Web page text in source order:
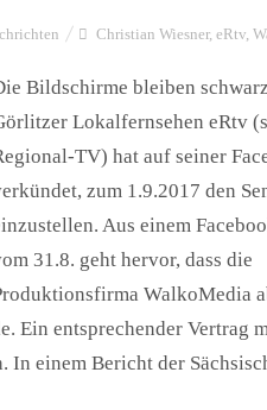
Christian Wiesner, eRtv,
Bildschirme bleiben
Lokalfernsehen eRtv
TV) hat auf seiner
zum 1.9.2017 den
Aus einem
31.8. geht hervor, dass die
WalkoMedia
Ein entsprechender Vertrag
einem Bericht der